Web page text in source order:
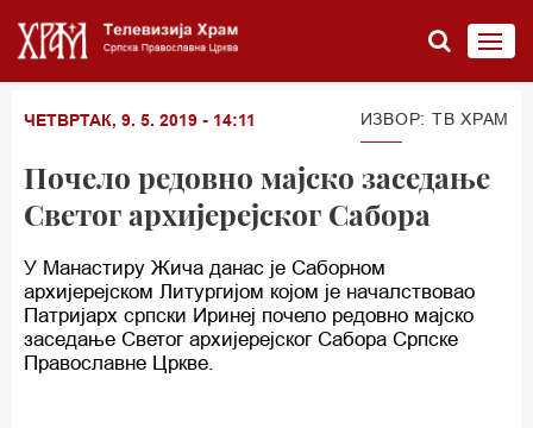
ЧЕТВРТАК, 9. 5. 2019 - 14:11 ИЗВОР: ТВ ХРАМ
Почело редовно мајско заседање
Светог архијерејског Сабора
У Манастиру Жича данас је Саборном
архијерејском Литургијом којом је началствовао
Патријарх српски Иринеј почело редовно мајско
заседање Светог архијерејског Сабора Српске
Православне Цркве.